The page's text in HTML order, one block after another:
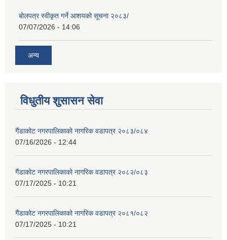
बोलपत्र स्वीकृत गर्ने आशयको सूचना २०८३/
07/07/2026 - 14:06
अन्य
विधुतीय शुसासन सेवा
गैंडाकोट नगरपालिकाको नागरिक वडापत्र २०८३/०८४
07/16/2026 - 12:44
गैंडाकोट नगरपालिकाको नागरिक वडापत्र २०८२/०८३
07/17/2025 - 10:21
गैंडाकोट नगरपालिकाको नागरिक वडापत्र २०८१/०८२
07/17/2025 - 10:21